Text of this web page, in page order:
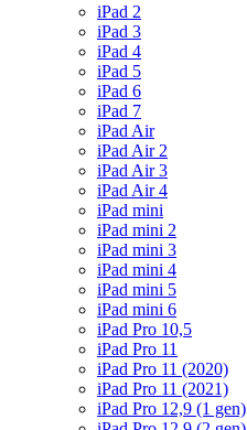
iPad 2
iPad 3
iPad 4
iPad 5
iPad 6
iPad 7
iPad Air
iPad Air 2
iPad Air 3
iPad Air 4
iPad mini
iPad mini 2
iPad mini 3
iPad mini 4
iPad mini 5
iPad mini 6
iPad Pro 10,5
iPad Pro 11
iPad Pro 11 (2020)
iPad Pro 11 (2021)
iPad Pro 12,9 (1 gen)